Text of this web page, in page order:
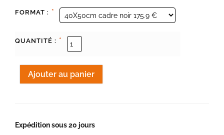
FORMAT : *
QUANTITÉ : *
Expédition sous 20 jours